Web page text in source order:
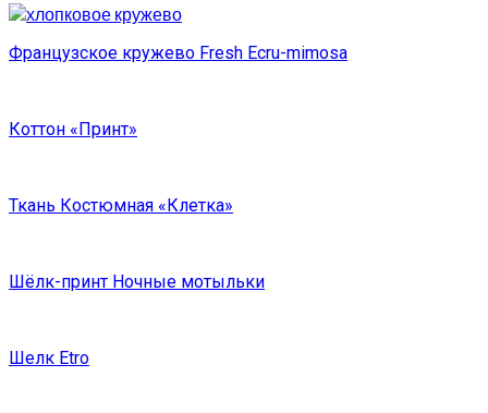
Французское кружево Fresh Ecru-mimosa
Коттон «Принт»
Ткань Костюмная «Клетка»
Шёлк-принт Ночные мотыльки
Шелк Etro